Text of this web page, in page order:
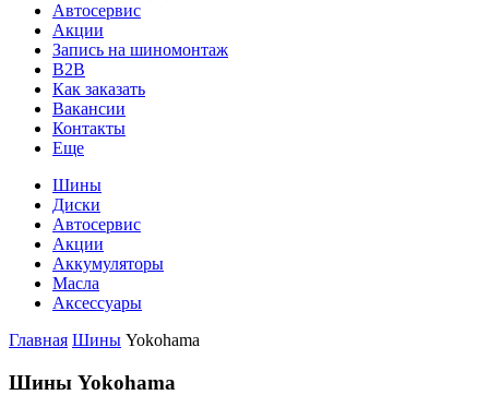
Автосервис
Акции
Запись на шиномонтаж
B2B
Как заказать
Вакансии
Контакты
Еще
Шины
Диски
Автосервис
Акции
Аккумуляторы
Масла
Аксессуары
Главная Шины Yokohama
Шины Yokohama